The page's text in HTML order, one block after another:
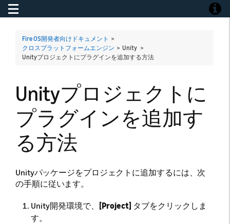
Toggle navigation
Fire OS開発者向けドキュメント >
クロスプラットフォームエンジン > Unity >
Unityプロジェクトにプラグインを追加する方法
Unityプロジェクトに
プラグインを追加す
る方法
Unityパッケージをプロジェクトに追加するには、次
の手順に従います。
Unity開発環境で、 [Project] タブをクリックしま
す。